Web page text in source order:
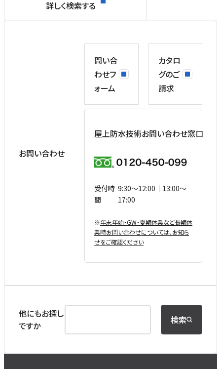
詳しく検索する
お問い合わせ
問い合
わせフ
ォーム
カタロ
グのご
請求
屋上防水技術お問い合わせ窓口
受付時
間
9:30〜12:00｜13:00〜
17:00
※年末年始・GW・夏期休業など⻑期休
業時お問い合わせについては、お知ら
せをご確認ください
他にもお探し
ですか
検索